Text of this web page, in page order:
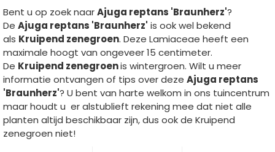
Bent u op zoek naarAjuga reptans 'Braunherz'?
De Ajuga reptans 'Braunherz' is ook wel bekend
als Kruipend zenegroen. Deze Lamiaceae heeft een
maximale hoogt van ongeveer 15 centimeter.
De Kruipend zenegroenis wintergroen. Wilt u meer
informatie ontvangen of tips over deze Ajuga reptans
'Braunherz'? U bent van harte welkom in ons tuincentrum
maar houdt u er alstublieft rekening mee dat niet alle
planten altijd beschikbaar zijn, dus ook de Kruipend
zenegroen niet!